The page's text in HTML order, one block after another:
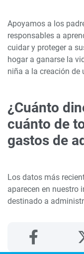
Apoyamos a los
responsables a
cuidar y proteger a
hogar a ganarse la
niña a la creación de
¿Cuánto
cuánto de
gastos de
Los datos más
aparecen en nuestro
destinado a